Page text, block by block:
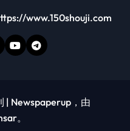
www.150shouji.com
| Newspaperup ，由
。